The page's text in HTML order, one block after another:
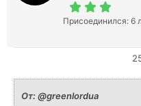
Присоединился: 6
От:@greenlordua